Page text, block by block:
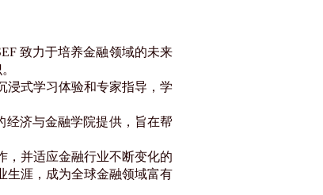
致力于培养金融领域的未来
浸式学习体验和专家指导，学
经济与金融学院提供，旨在帮
，并适应金融行业不断变化的
生涯，成为全球金融领域富有